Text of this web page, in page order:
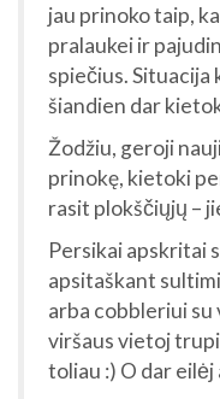
jau prinoko taip,
pralaukei ir
spiečius. Situacija
šiandien dar
Žodžiu, geroji
prinokę, kietoki
rasit plokščiųjų –
Persikai apskritai
apsitaškant
arba cobbleriui su
viršaus vietoj
toliau :) O dar